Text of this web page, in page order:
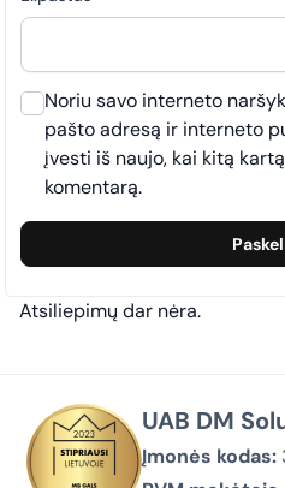
Atsiliepimų dar nėra.
Noriu savo interneto
pašto adresą ir interneto
įvesti iš naujo, kai kitą
komentarą.
UAB DM
Įmonės kodas: